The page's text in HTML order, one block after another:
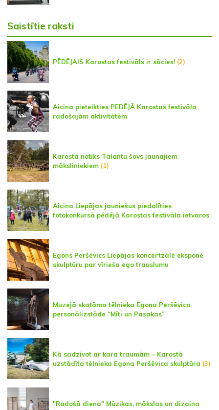
Saistītie raksti
PĒDĒJAIS Karostas festivāls ir sācies! (2)
Aicina pieteikties PEDĒJĀ Karostas festivāla
radošajām aktivitātēm
Karostā notiks Talantu šovs jaunajiem
māksliniekiem (1)
Aicina Liepājas jauniešus piedalīties
fotokonkursā pēdējā Karostas festivāla ietvaros
Egons Peršēvics Liepājas koncertzālē eksponē
skulptūru par vīrieša ego trauslumu
Muzejā skatāma tēlnieka Egona Peršēvica
personālizstāde “Mīti un Pasakas”
Kā sadzīvot ar kara traumām – Karostā
uzstādīta tēlnieka Egona Peršēvica skulptūra (3)
"Radošā diena" Mūzikas, mākslas un dizaina